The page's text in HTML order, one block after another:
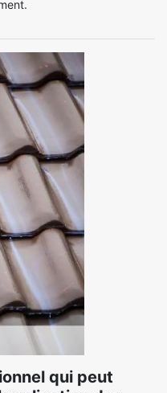
qui peut